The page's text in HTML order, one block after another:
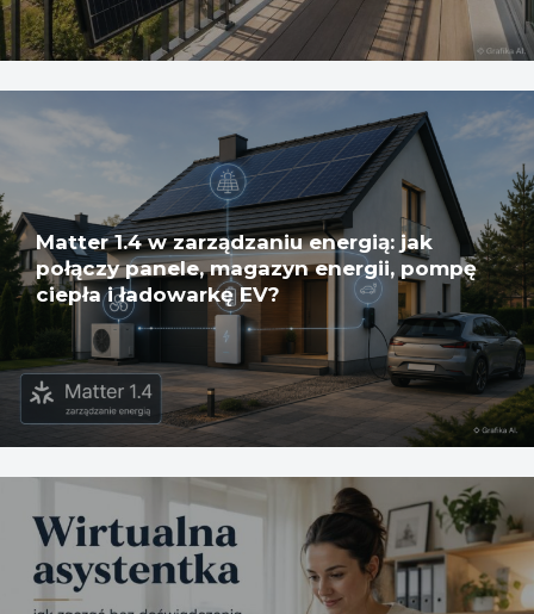
Matter 1.4 w zarządzaniu energią: jak
połączy panele, magazyn energii, pompę
ciepła i ładowarkę EV?